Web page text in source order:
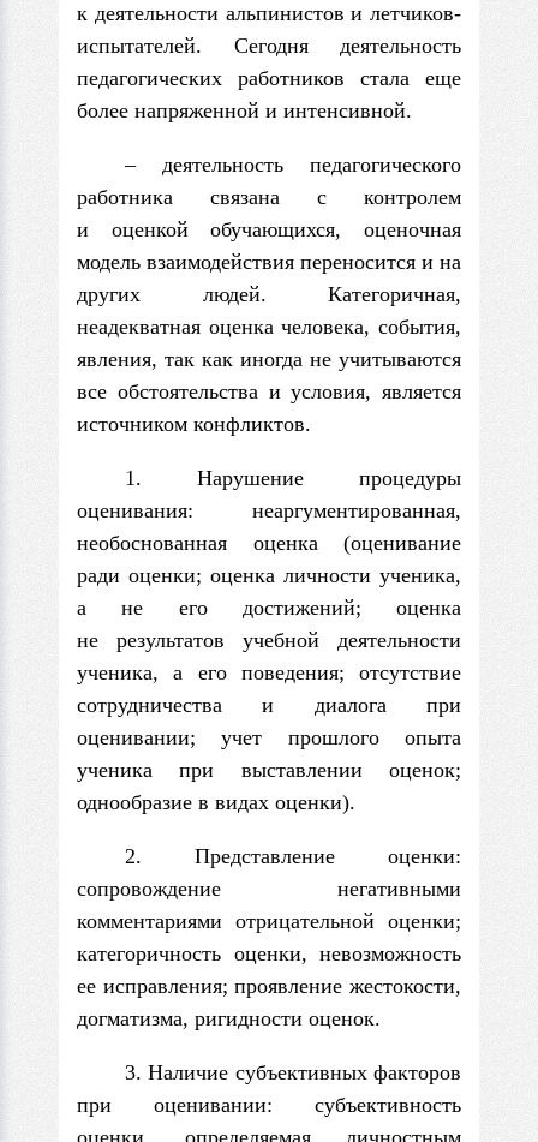
к деятельности альпинистов и летчиков-
испытателей. Сегодня деятельность
педагогических работников стала еще
более напряженной и интенсивной.
– деятельность педагогического
работника связана с контролем
и оценкой обучающихся, оценочная
модель взаимодействия переносится и на
других людей. Категоричная,
неадекватная оценка человека, события,
явления, так как иногда не учитываются
все обстоятельства и условия, является
источником конфликтов.
1. Нарушение процедуры
оценивания: неаргументированная,
необоснованная оценка (оценивание
ради оценки; оценка личности ученика,
а не его достижений; оценка
не результатов учебной деятельности
ученика, а его поведения; отсутствие
сотрудничества и диалога при
оценивании; учет прошлого опыта
ученика при выставлении оценок;
однообразие в видах оценки).
2. Представление оценки:
сопровождение негативными
комментариями отрицательной оценки;
категоричность оценки, невозможность
ее исправления; проявление жестокости,
догматизма, ригидности оценок.
3. Наличие субъективных факторов
при оценивании: субъективность
оценки, определяемая личностным